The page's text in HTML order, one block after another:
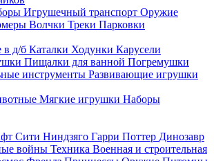
Игрушечный транспорт Оружие
Волчки Треки Парковки
в д/б Каталки Ходунки Карусели
Пищалки для ванной Погремушки
инструменты Развивающие игрушки
Мягкие игрушки Наборы
Сити Ниндзяго Гарри Поттер Динозавр
войны Техника Военная и строительная